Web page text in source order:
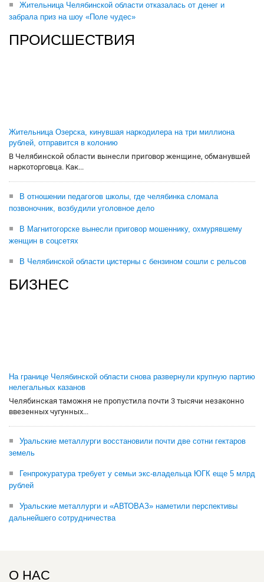
Жительница Челябинской области отказалась от денег и
забрала приз на шоу «Поле чудес»
ПРОИСШЕСТВИЯ
Жительница Озерска, кинувшая наркодилера на три миллиона
рублей, отправится в колонию
В Челябинской области вынесли приговор женщине, обманувшей
наркоторговца. Как...
В отношении педагогов школы, где челябинка сломала
позвоночник, возбудили уголовное дело
В Магнитогорске вынесли приговор мошеннику, охмурявшему
женщин в соцсетях
В Челябинской области цистерны с бензином сошли с рельсов
БИЗНЕС
На границе Челябинской области снова развернули крупную партию
нелегальных казанов
Челябинская таможня не пропустила почти 3 тысячи незаконно
ввезенных чугунных...
Уральские металлурги восстановили почти две сотни гектаров
земель
Генпрокуратура требует у семьи экс-владельца ЮГК еще 5 млрд
рублей
Уральские металлурги и «АВТОВАЗ» наметили перспективы
дальнейшего сотрудничества
О НАС